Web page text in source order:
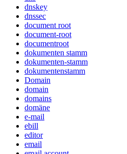
dnskey
dnssec
document root
document-root
documentroot
dokumenten stamm
dokumenten-stamm
dokumentenstamm
Domain
domain
domains
domäne
e-mail
ebill
editor
email